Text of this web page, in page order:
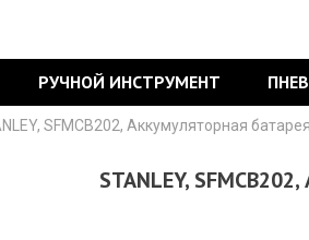
РУЧНОЙ ИНСТРУМЕНТ
SFMCB202, Аккумуляторная
STANLEY,